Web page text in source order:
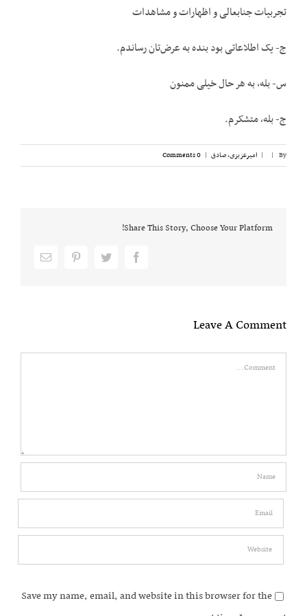
تجربیات جنابعالی و اظهارات و مشاهدات
ج- یک اطلاعاتی بود بنده به عرض‌تان رساندم.
س- بله، به هر حال خیلی ممنون
ج- بله، متشکرم.
By
|
| امیرعزیزی، صادق |
0 Comments
Share This Story, Choose Your Platform!
facebook
twitter
pinterest
Email
Leave A Comment
Comment
Save my name, email, and website in this browser for the